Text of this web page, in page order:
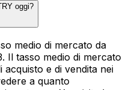
oggi?
medio di mercato da
Il tasso medio di mercato
e di vendita nei
a quanto